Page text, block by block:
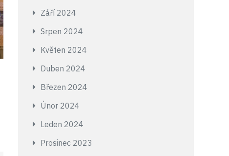
Září 2024
Srpen 2024
Květen 2024
Duben 2024
Březen 2024
Únor 2024
Leden 2024
Prosinec 2023